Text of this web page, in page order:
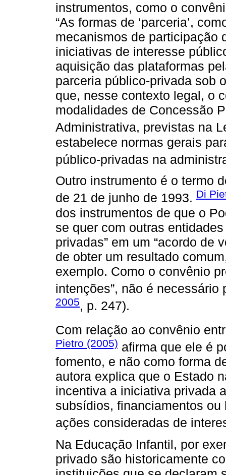
instrumentos, como o
“As formas de ‘parceria’,
mecanismos de participação
iniciativas de interesse
aquisição das plataformas
parceria público-privada sob
que, nesse contexto legal, o
modalidades de Concessão
Administrativa, previstas na
estabelece normas gerais
público-privadas na
Outro instrumento é o termo
de 21 de junho de 1993. Di
dos instrumentos de que o
se quer com outras
privadas” em um “acordo de
de obter um resultado
exemplo. Como o convênio
intenções”, não é
2005, p. 247).
Com relação ao convênio
Pietro (2005) afirma que ele é
fomento, e não como forma
autora explica que o Estado
incentiva a iniciativa privada
subsídios, financiamentos
ações consideradas de
Na Educação Infantil, por
privado são historicamente